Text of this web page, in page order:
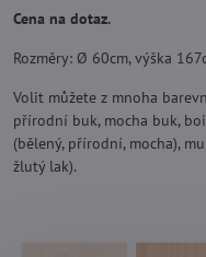
Cena na dotaz.
Rozměry: Ø 60cm, výška
Volit můžete z mnoha
přírodní buk, mocha buk,
(bělený, přírodní, mocha),
žlutý lak).